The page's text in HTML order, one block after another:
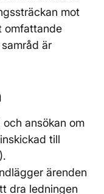
mot
omfattande
är
ansökan om
till
ärenden
dra ledningen